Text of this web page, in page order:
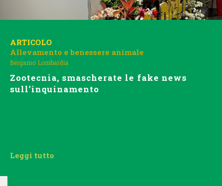
ARTICOLO
Allevamento e benessere animale
Bergamo Lombardia
Zootecnia, smascherate le fake news
sull’inquinamento
Leggi tutto